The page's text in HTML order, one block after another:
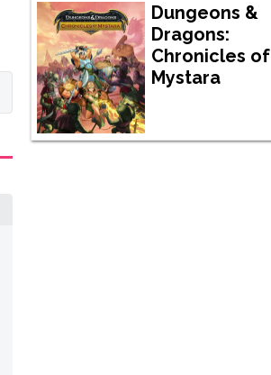
Dungeons &
Dragons:
Chronicles of
Mystara